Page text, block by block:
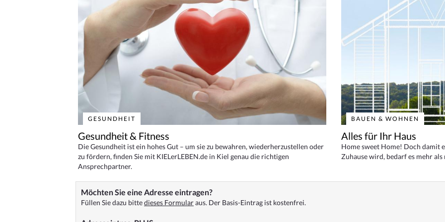
GESUNDHEIT
Gesundheit & Fitness
Die Gesundheit ist ein hohes Gut – um sie zu bewahren, wiederherzustellen oder
zu fördern, finden Sie mit KIELerLEBEN.de in Kiel genau die richtigen
Ansprechpartner.
BAUEN & WOHNEN
Alles für Ihr Haus
Home sweet Home! Doch damit
Zuhause wird, bedarf es mehr
Möchten Sie eine Adresse eintragen?
Füllen Sie dazu bittedieses Formularaus. Der Basis-Eintrag ist kostenfrei.